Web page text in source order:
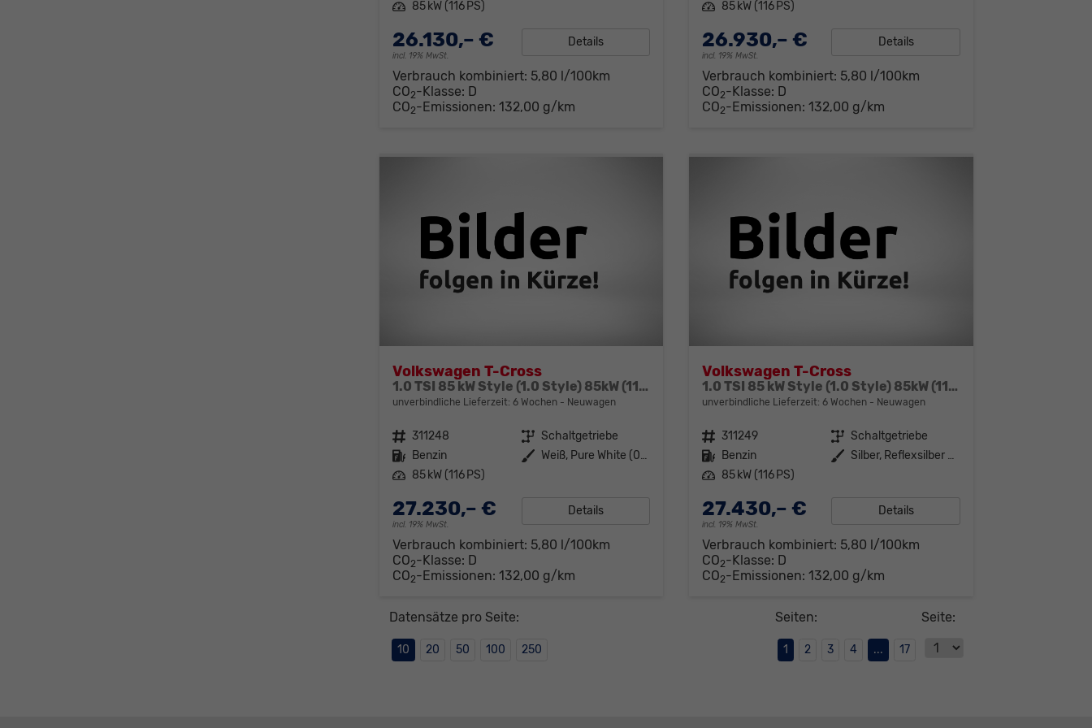
Leistung 85 kW (116 PS)
26.130,– €
incl. 19% MwSt.
Details
Verbrauch kombiniert: 5,80 l/100km
CO2-Klasse: D
CO2-Emissionen: 132,00 g/km
Leistung 85 kW (116 PS)
26.930,– €
incl. 19% MwSt.
Details
Verbrauch kombiniert: 5,80 l/100km
CO2-Klasse: D
CO2-Emissionen:132,00 g/km
Volkswagen T-Cross
1.0 TSI 85 kW Style (1.0 Style) 85kW (116 PS) 6-Gang Schaltgetriebe
unverbindliche Lieferzeit: 6 Wochen Neuwagen
Fahrzeugnr. 311248 Getriebe Schaltgetriebe
Kraftstoff Benzin Außenfarbe
Weiß, Pure White (0Q)
Leistung 85 kW (116 PS)
27.230,– €
incl. 19% MwSt.
Details
Verbrauch kombiniert: 5,80 l/100km
CO2-Klasse: D
CO2-Emissionen: 132,00 g/km
Volkswagen T-Cross
1.0 TSI 85 kW Style (1.0 Style) 85kW (116 PS) 6-Gang Schaltgetriebe
unverbindliche Lieferzeit:6 Wochen Neuwagen
Fahrzeugnr. 311249 Getriebe Schaltgetriebe
Kraftstoff Benzin Außenfarbe
Silber, Reflexsilber Metallic (8E)
Leistung 85 kW (116 PS)
27.430,– €
incl. 19% MwSt.
Details
Verbrauch kombiniert: 5,80 l/100km
CO2-Klasse: D
CO2-Emissionen:132,00 g/km
Datensätze pro Seite:
10 20 50 100 250
Seite:
Seiten:
1 2 3 4 ... 17